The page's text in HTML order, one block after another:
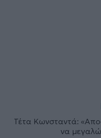
Τέτα Κωνσταντά:
να